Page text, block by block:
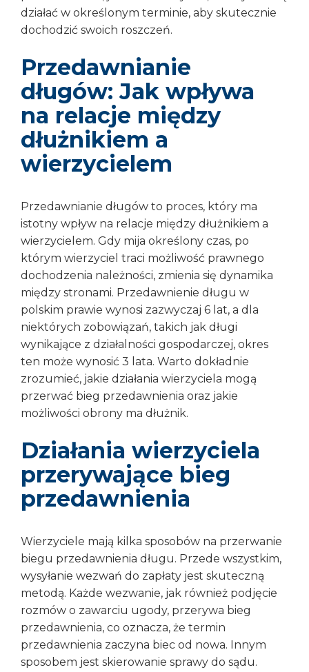
działać w określonym terminie, aby skutecznie
dochodzić swoich roszczeń.
Przedawnianie
długów: Jak wpływa
na relacje między
dłużnikiem a
wierzycielem
Przedawnianie długów to proces, który ma
istotny wpływ na relacje między dłużnikiem a
wierzycielem. Gdy mija określony czas, po
którym wierzyciel traci możliwość prawnego
dochodzenia należności, zmienia się dynamika
między stronami. Przedawnienie długu w
polskim prawie wynosi zazwyczaj 6 lat, a dla
niektórych zobowiązań, takich jak długi
wynikające z działalności gospodarczej, okres
ten może wynosić 3 lata. Warto dokładnie
zrozumieć, jakie działania wierzyciela mogą
przerwać bieg przedawnienia oraz jakie
możliwości obrony ma dłużnik.
Działania wierzyciela
przerywające bieg
przedawnienia
Wierzyciele mają kilka sposobów na przerwanie
biegu przedawnienia długu. Przede wszystkim,
wysyłanie wezwań do zapłaty jest skuteczną
metodą. Każde wezwanie, jak również podjęcie
rozmów o zawarciu ugody, przerywa bieg
przedawnienia, co oznacza, że termin
przedawnienia zaczyna biec od nowa. Innym
sposobem jest skierowanie sprawy do sądu.